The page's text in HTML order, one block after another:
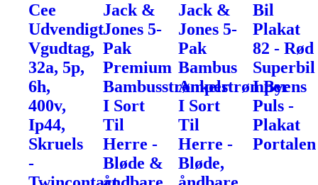
Cee
Udvendigt
Vgudtag,
32a, 5p,
6h,
400v,
Ip44,
Skruels
-
Jack &
Jones 5-
Pak
Premium
Bambusstrømper
I Sort
Til
Herre -
Bløde &
Jack &
Jones 5-
Pak
Bambus
Ankelstrømper
I Sort
Til
Herre -
Bløde,
Bil
Plakat
82 - Rød
Superbil
I Byens
Puls -
Plakat
Portalen